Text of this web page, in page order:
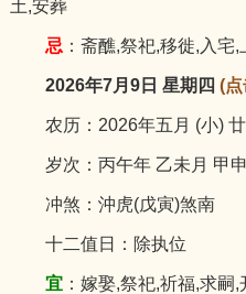
土,安葬
忌 ：斋醮,祭祀,移徙,入宅
2026年7月9日 星期四 (
农历：2026年五月 (小) 廿
岁次：丙午年 乙未月 甲申
冲煞：沖虎(戊寅)煞南
十二值日：除执位
宜：嫁娶,祭祀,祈福,求嗣,